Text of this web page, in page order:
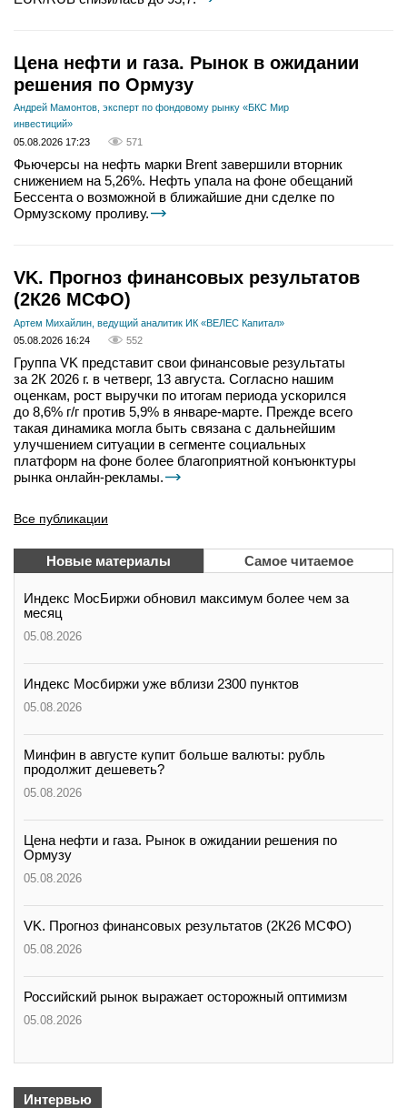
Цена нефти и газа. Рынок в ожидании
решения по Ормузу
Андрей Мамонтов, эксперт по фондовому рынку «БКС Мир
инвестиций»
05.08.2026 17:23
571
Фьючерсы на нефть марки Brent завершили вторник
снижением на 5,26%. Нефть упала на фоне обещаний
Бессента о возможной в ближайшие дни сделке по
Ормузскому проливу.
VK. Прогноз финансовых результатов
(2К26 МСФО)
Артем Михайлин, ведущий аналитик ИК «ВЕЛЕС Капитал»
05.08.2026 16:24
552
Группа VK представит свои финансовые результаты
за 2К 2026 г. в четверг, 13 августа. Согласно нашим
оценкам, рост выручки по итогам периода ускорился
до 8,6% г/г против 5,9% в январе-марте. Прежде всего
такая динамика могла быть связана с дальнейшим
улучшением ситуации в сегменте социальных
платформ на фоне более благоприятной конъюнктуры
рынка онлайн-рекламы.
Все публикации
Новые материалы Самое читаемое
Индекс МосБиржи обновил максимум более чем за
месяц
05.08.2026
Индекс Мосбиржи уже вблизи 2300 пунктов
05.08.2026
Минфин в августе купит больше валюты: рубль
продолжит дешеветь?
05.08.2026
Цена нефти и газа. Рынок в ожидании решения по
Ормузу
05.08.2026
VK. Прогноз финансовых результатов (2К26 МСФО)
05.08.2026
Российский рынок выражает осторожный оптимизм
05.08.2026
Интервью